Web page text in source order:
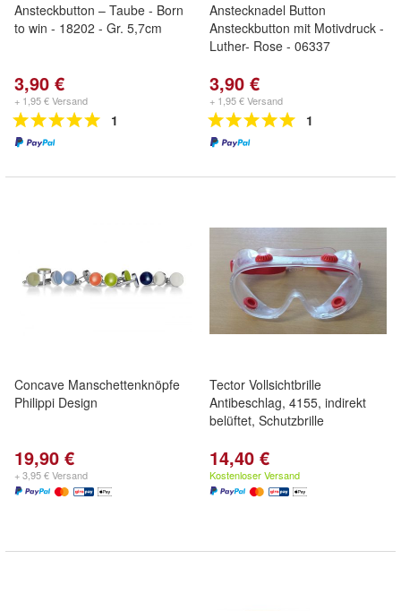
Ansteckbutton – Taube - Born
to win - 18202 - Gr. 5,7cm
3,90 €
+ 1,95 € Versand
1
Anstecknadel Button
Ansteckbutton mit Motivdruck -
Luther- Rose - 06337
3,90 €
+ 1,95 € Versand
1
Concave Manschettenknöpfe
Philippi Design
19,90 €
+ 3,95 € Versand
Tector Vollsichtbrille
Antibeschlag, 4155, indirekt
belüftet, Schutzbrille
14,40 €
Kostenloser Versand